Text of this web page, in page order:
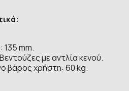
135 mm.
με αντλία κενού.
βάρος χρήστη: 60 kg.